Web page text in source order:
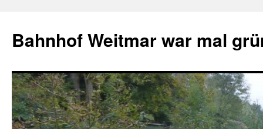
Bahnhof Weitmar war mal